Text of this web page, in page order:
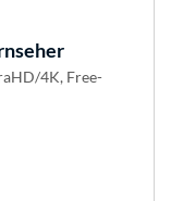
4K, Free-